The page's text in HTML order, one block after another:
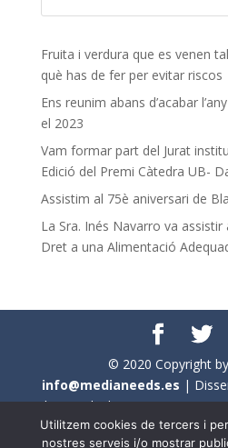
Fruita i verdura que es venen
què has de fer per evitar riscos
Ens reunim abans d’acabar
el 2023
Vam formar part del Jurat
Edició del Premi Càtedra UB-
Assistim al 75è aniversari de
La Sra. Inés Navarro va assistir
Dret a una Alimentació
© 2020 Copyright
info@medianeeds.es |
| Tots els drets reservats a
Avís per
Utilitzem cookies de tercers i
nostres serveis i/o mostrar